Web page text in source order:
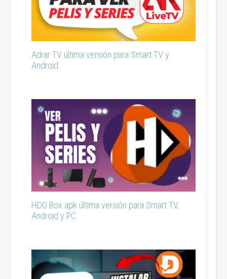
Adrar TV última versión para Smart TV y
Android
HDO Box apk última versión para Smart TV,
Android y PC